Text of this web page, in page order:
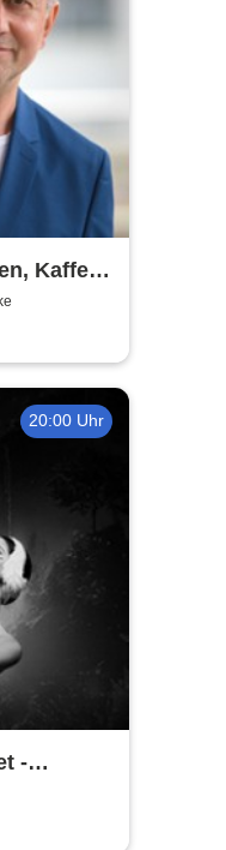
Kaffee
20:00 Uhr
-
der